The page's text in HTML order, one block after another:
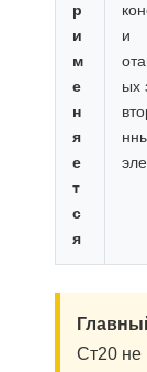
р
и
м
е
н
я
е
т
с
я
и
ых
Ст20 не